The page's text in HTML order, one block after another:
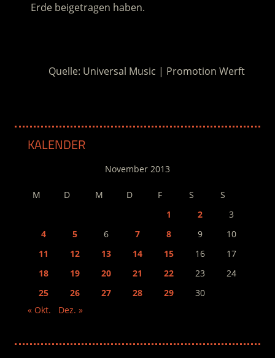
Erde beigetragen haben.
Quelle: Universal Music | Promotion Werft
KALENDER
November 2013
M D M D F S
S
1
2
3
4
5 6 7 8 9
10
11
12 13 14 15 16
17
18
19 20 21 22 23
24
25
26 27 28 29
30
« Okt.
Dez. »